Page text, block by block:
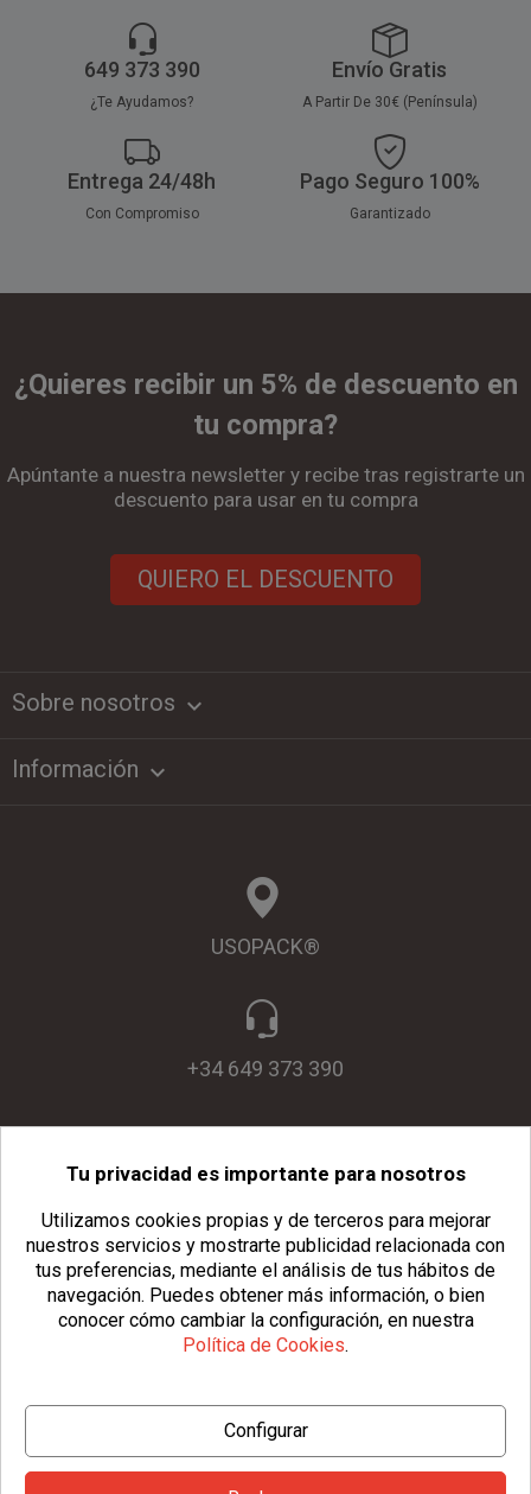
649 373 390
¿Te Ayudamos?
Envío Gratis
A Partir De 30€ (Península)
Entrega 24/48h
Con Compromiso
Pago Seguro 100%
Garantizado
¿Quieres recibir un 5% de descuento en
tu compra?
Apúntante a nuestra newsletter y recibe tras registrarte un
descuento para usar en tu compra
QUIERO EL DESCUENTO
Sobre nosotros keyboard_arrow_down
Información 
USOPACK®
+34 649 373 390
info@usopack.com
© Copyright 2026 Usopack® | Aviso Legal
| Política de Cookies| Configurar Cookies |
Condiciones Generales
Tu privacidad es importante para nosotros
Utilizamos cookies propias y de terceros para mejorar
nuestros servicios y mostrarte publicidad relacionada con
tus preferencias, mediante el análisis de tus hábitos de
navegación. Puedes obtener más información, o bien
conocer cómo cambiar la configuración, en nuestra
Política de Cookies.
Configurar